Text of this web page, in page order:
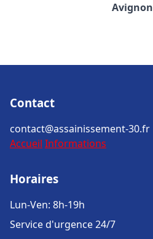
Avignon
Contact
contact@assainissement-30.fr
Accueil Informations
Horaires
Lun-Ven: 8h-19h
Service d'urgence 24/7